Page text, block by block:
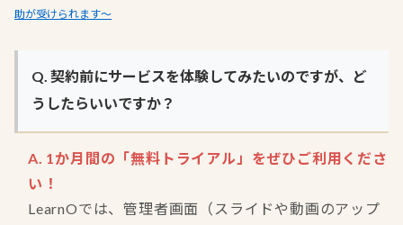
助が受けられます～
Q. 契約前にサービスを体験してみたいのですが、ど
うしたらいいですか？
A. 1か月間の「無料トライアル」をぜひご利用くださ
い！
LearnOでは、管理者画面（スライドや動画のアップ